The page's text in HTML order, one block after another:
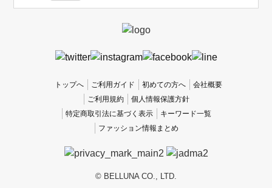
トップへ ご利用ガイド 初めての方へ
会社概要
ご利用規約
個人情報保護方針
特定商取引法に基づく表示
キーワード一覧
ファッション情報まとめ
© BELLUNA CO., LTD.